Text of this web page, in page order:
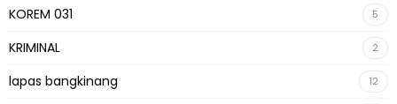
KOREM 031 5
KRIMINAL 2
lapas bangkinang 12